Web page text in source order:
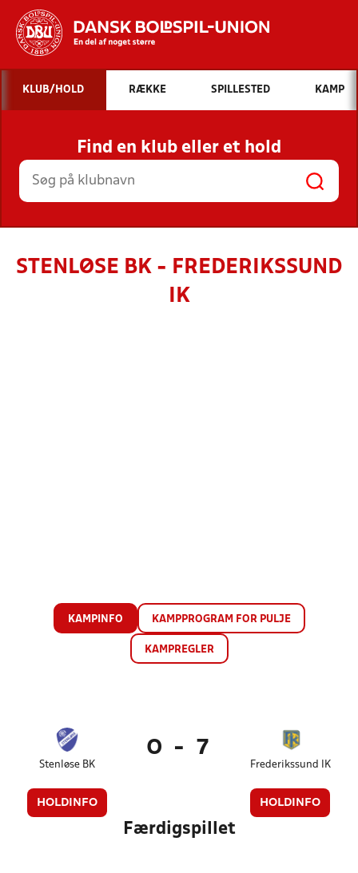
Hvad vil du søge efter?
INDHOLD OG NYHEDER
STILLINGER, RESULTATER, KLUBBER OG
HOLD
KLUB/HOLD RÆKKE SPILLESTED KAMP
Find en klub eller et hold
STENLØSE BK - FREDERIKSSUND
IK
KAMPINFO KAMPPROGRAM FOR PULJE
KAMPREGLER
Stenløse BK
HOLDINFO
0 - 7
Frederikssund IK
HOLDINFO
Færdigspillet